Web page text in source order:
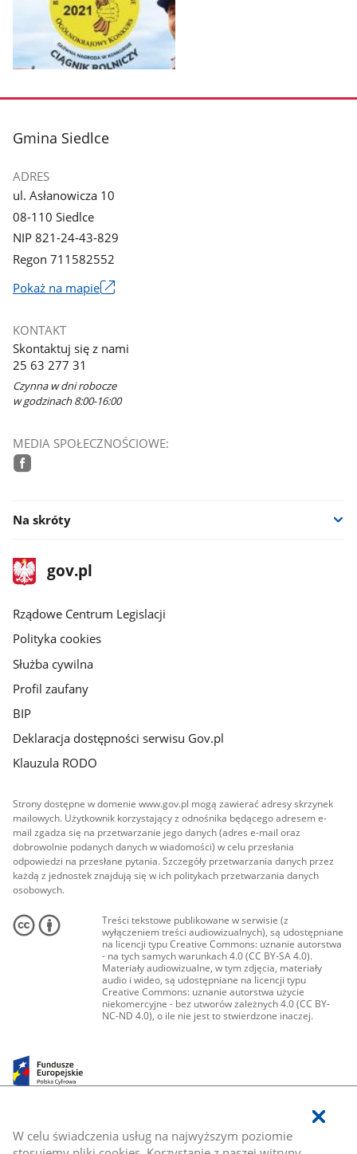
W celu świadczenia usług na najwyższym poziomie
galerii.
stopka
Gmina Siedlce
ADRES
ul. Asłanowicza 10
08-110 Siedlce
NIP 821-24-43-829
Regon 711582552
Pokaż na mapieLink
nowym
KONTAKT
Skontaktuj się z nami
25 63 277 31
Czynna w dni robocze
w godzinach 8:00-16:00
MEDIA SPOŁECZNOŚCIOWE:
Na skróty
stopka
gov.plStrona
gov.pl
Rządowe Centrum Legislacji
Polityka cookies
Służba cywilna
Profil zaufany
BIP
Deklaracja dostępności serwisu Gov.pl
Klauzula RODO
Strony dostępne w domenie www.gov.pl mogą zawierać adresy skrzynek
mailowych. Użytkownik korzystający z odnośnika będącego adresem e-
mail zgadza się na przetwarzanie jego danych (adres e-mail oraz
dobrowolnie podanych danych w wiadomości) w celu przesłania
odpowiedzi na przesłane pytania. Szczegóły przetwarzania danych przez
każdą z jednostek znajdują się w ich politykach przetwarzania danych
osobowych.
Treści tekstowe publikowane w serwisie (z
wyłączeniem treści audiowizualnych), są udostępniane
na licencji typu Creative Commons: uznanie autorstwa
- na tych samych warunkach 4.0 (CC BY-SA 4.0).
Materiały audiowizualne, w tym zdjęcia, materiały
audio i wideo, są udostępniane na licencji typu
Creative Commons: uznanie autorstwa użycie
niekomercyjne - bez utworów zależnych 4.0 (CC BY-
NC-ND 4.0), o ile nie jest to stwierdzone inaczej.